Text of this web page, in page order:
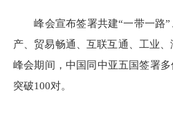
峰会宣布签署共建“一带一路”
产、贸易畅通、互联互通、工业、
峰会期间，中国同中亚五国签署
突破100对。